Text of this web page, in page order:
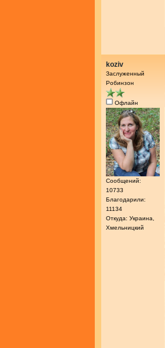
koziv
Заслуженный
Робинзон
Офлайн
Сообщений:
10733
Благодарили:
11134
Откуда: Украина,
Хмельницкий